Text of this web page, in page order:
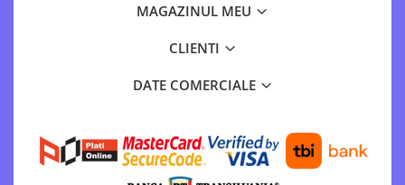
MAGAZINUL MEU
CLIENTI
DATE COMERCIALE